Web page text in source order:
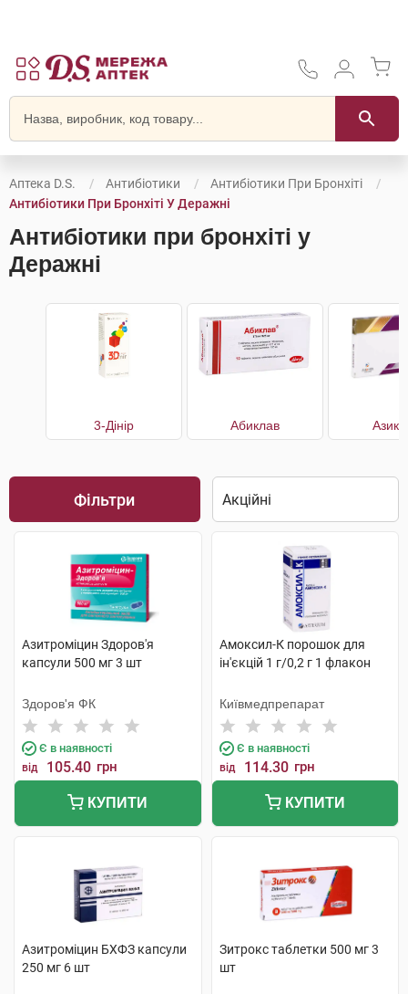
Аптека D.S. Антибіотики
Антибіотики При Бронхіті
Антибіотики При Бронхіті У Деражні
Антибіотики при бронхіті у
Деражні
3-Дінір Абиклав
Фільтри
Азитроміцин Здоров'я
капсули 500 мг 3 шт
Здоров'я ФК
Є в наявності
від 105.40 грн
КУПИТИ
Амоксил-К порошок для
ін'єкцій 1 г/0,2 г 1 флакон
Київмедпрепарат
Є в наявності
від 114.30 грн
КУПИТИ
Азитроміцин БХФЗ капсули
250 мг 6 шт
Зитрокс таблетки 500 мг 3
шт